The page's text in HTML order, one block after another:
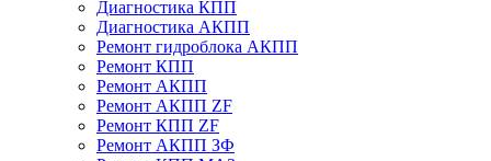
Диагностика КПП
Диагностика АКПП
Ремонт гидроблока АКПП
Ремонт КПП
Ремонт АКПП
Ремонт АКПП ZF
Ремонт КПП ZF
Ремонт АКПП ЗФ